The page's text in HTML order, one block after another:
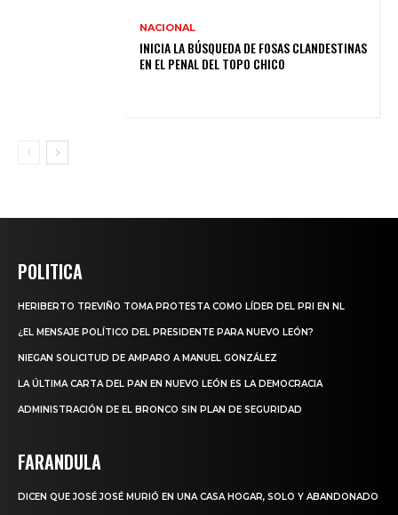
NACIONAL
INICIA LA BÚSQUEDA DE FOSAS CLANDESTINAS
EN EL PENAL DEL TOPO CHICO
POLITICA
HERIBERTO TREVIÑO TOMA PROTESTA COMO LÍDER DEL PRI EN NL
¿EL MENSAJE POLÍTICO DEL PRESIDENTE PARA NUEVO LEÓN?
NIEGAN SOLICITUD DE AMPARO A MANUEL GONZÁLEZ
LA ÚLTIMA CARTA DEL PAN EN NUEVO LEÓN ES LA DEMOCRACIA
ADMINISTRACIÓN DE EL BRONCO SIN PLAN DE SEGURIDAD
FARANDULA
DICEN QUE JOSÉ JOSÉ MURIÓ EN UNA CASA HOGAR, SOLO Y ABANDONADO